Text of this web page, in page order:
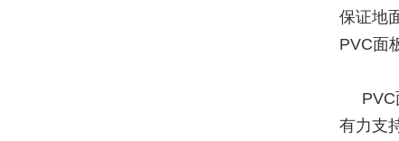
保证地
PVC面
有力支